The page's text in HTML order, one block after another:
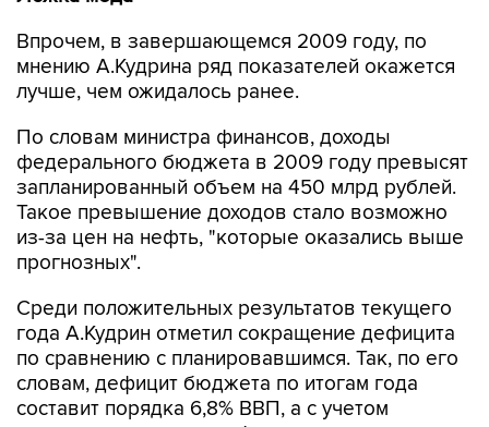
лучше, чем ожидалось ранее.
По словам министра финансов, доходы
запланированный объем на 450 млрд рублей.
Такое превышение доходов стало возможно
из-за цен на нефть, "которые оказались выше
прогнозных".
Среди положительных результатов текущего
по сравнению с планировавшимся. Так, по его
словам, дефицит бюджета по итогам года
составит порядка 6,8% ВВП, а с учетом
расходования средств Фонда национального
благосостояния (ФНБ) - 7,3% ВВП.